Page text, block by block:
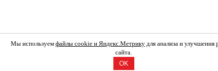
Мы используем файлы cookie и Яндекс.Метрику для анализа и улучшения
сайта.
OK